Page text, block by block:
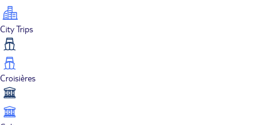
City Trips
Croisières